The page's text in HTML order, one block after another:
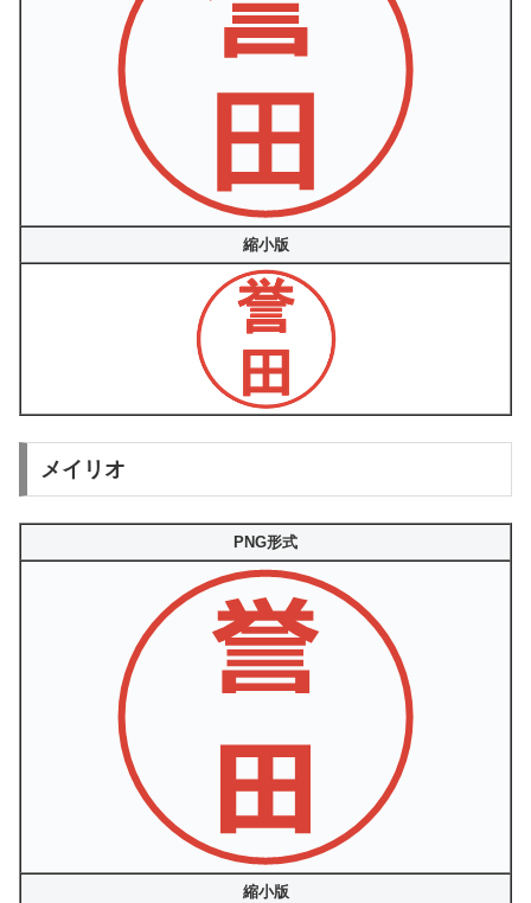
縮小版
メイリオ
PNG形式
縮小版